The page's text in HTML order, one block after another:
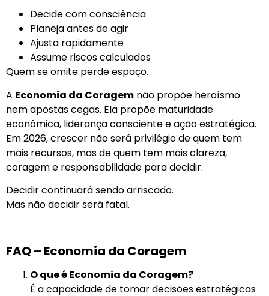
Decide com consciência
Planeja antes de agir
Ajusta rapidamente
Assume riscos calculados
Quem se omite perde espaço.
A Economia da Coragem não propõe heroísmo
nem apostas cegas. Ela propõe maturidade
econômica, liderança consciente e ação estratégica.
Em 2026, crescer não será privilégio de quem tem
mais recursos, mas de quem tem mais clareza,
coragem e responsabilidade para decidir.
Decidir continuará sendo arriscado.
Mas não decidir será fatal.
FAQ – Economia da Coragem
O que é Economia da Coragem?
É a capacidade de tomar decisões estratégicas